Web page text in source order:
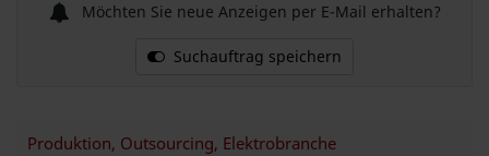
Möchten Sie neue Anzeigen per E-Mail erhalten?
Suchauftrag speichern
Produktion, Outsourcing, Elektrobranche